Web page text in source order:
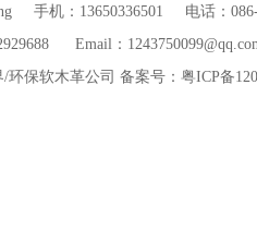
手机：13650336501 电话：086-
Email：
/环保软木革公司 备案号：粤ICP备